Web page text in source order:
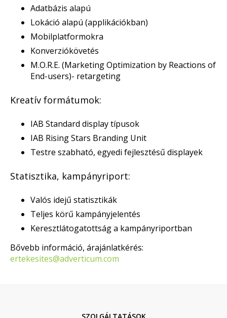
Adatbázis alapú
Lokáció alapú (applikációkban)
Mobilplatformokra
Konverziókövetés
M.O.R.E. (Marketing Optimization by Reactions of
End-users)- retargeting
Kreatív formátumok:
IAB Standard display típusok
IAB Rising Stars Branding Unit
Testre szabható, egyedi fejlesztésű displayek
Statisztika, kampányriport:
Valós idejű statisztikák
Teljes körű kampányjelentés
Keresztlátogatottság a kampányriportban
Bővebb információ, árajánlatkérés:
ertekesites@adverticum.com
SZOLGÁLTATÁSOK